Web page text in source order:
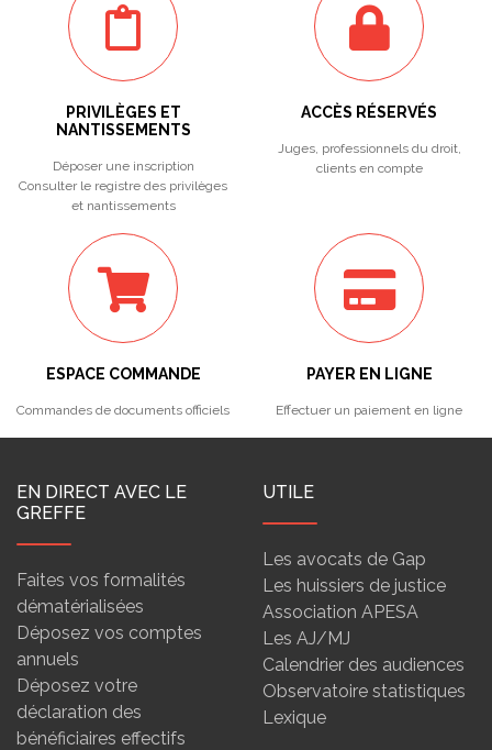
PRIVILÈGES ET
NANTISSEMENTS
Déposer une inscription
Consulter le registre des privilèges
et nantissements
ACCÈS RÉSERVÉS
Juges, professionnels du droit,
clients en compte
ESPACE COMMANDE
Commandes de documents officiels
PAYER EN LIGNE
Effectuer un paiement en ligne
EN DIRECT AVEC LE
GREFFE
Faites vos formalités
dématérialisées
Déposez vos comptes
annuels
Déposez votre
déclaration des
bénéficiaires effectifs
UTILE
Les avocats de Gap
Les huissiers de justice
Association APESA
Les AJ/MJ
Calendrier des audiences
Observatoire statistiques
Lexique